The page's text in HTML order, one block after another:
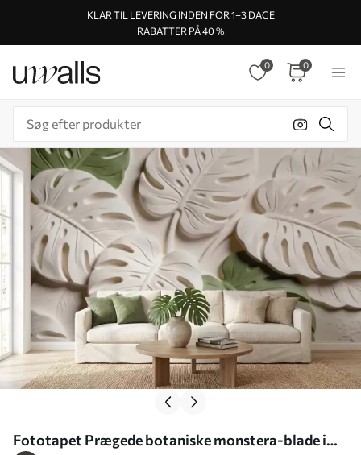
KLAR TIL LEVERING INDEN FOR 1–3 DAGE
RABATTER PÅ 40 %
0 0
Fototapet Prægede botaniske monstera-blade i